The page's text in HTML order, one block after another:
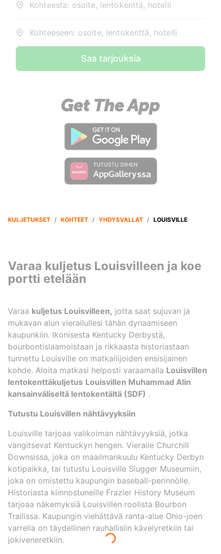
Kohteesta: osoite, lentokenttä, hotelli
Kohteeseen: osoite, lentokenttä, hotelli
Saa tarjouksia
KULJETUKSET / KOHTEET / YHDYSVALLAT / LOUISVILLE
Varaa kuljetus Louisvilleen ja koe
portti etelään
Varaa kuljetus Louisvilleen, jotta saat sujuvan ja
mukavan alun vierailullesi tähän dynaamiseen
kaupunkiin. Ikonisesta Kentucky Derbystä,
bourbontislaamoistaan ja rikkaasta historiastaan
tunnettu Louisville on matkailijoiden ensisijainen
kohde. Aloita matkasi helposti varaamalla Louisvillen
lentokenttäkuljetus Louisvillen Muhammad Alin
kansainväliseltä lentokentältä (SDF) .
Tutustu Louisvillen nähtävyyksiin
Louisville tarjoaa valikoiman nähtävyyksiä, jotka
vangitsevat Kentuckyn hengen. Vieraile Churchill
Downsissa, joka on maailmankuulu Kentucky Derbyn
kotipaikka, tai tutustu Louisville Slugger Museumiin,
joka on omistettu kaupungin baseball-perinnölle.
Historiasta kiinnostuneille Frazier History Museum
tarjoaa näkemyksiä Louisvillen roolista Bourbon
Trailissa. Kaupungin viehättävä ranta-alue Ohio-joen
varrella on täydellinen rauhallisiin kävelyretkiin tai
jokiveneretkiin.